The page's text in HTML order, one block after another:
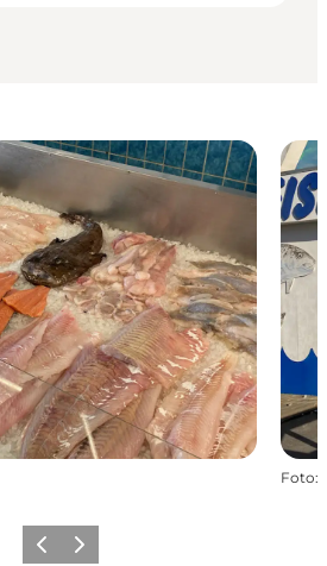
Foto:
ZurückWeiter